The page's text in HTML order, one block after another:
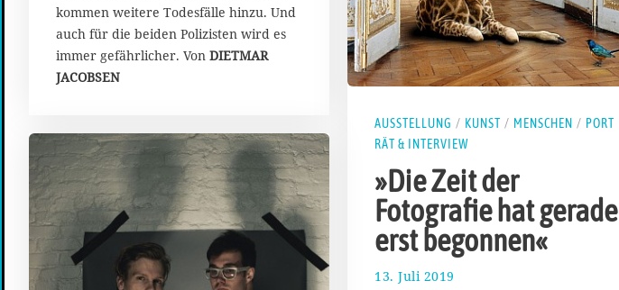
kommen weitere Todesfälle hinzu. Und
auch für die beiden Polizisten wird es
immer gefährlicher. Von DIETMAR
JACOBSEN
AUSSTELLUNG / KUNST / MENSCHEN / PORT
RÄT & INTERVIEW
»Die Zeit der
Fotografie hat gerade
erst begonnen«
13. Juli 2019